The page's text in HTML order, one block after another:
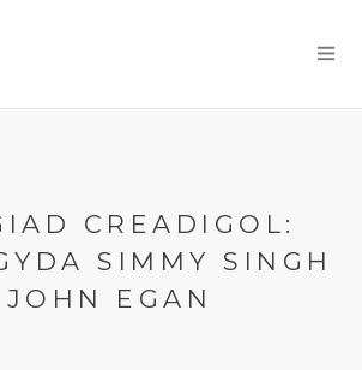
CREADIGOL:
SIMMY SINGH
EGAN